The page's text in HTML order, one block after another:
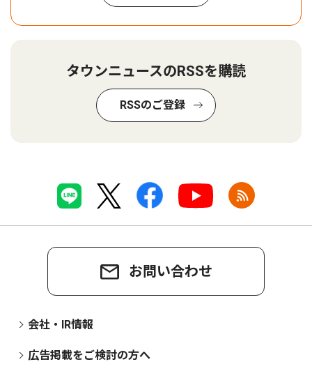
タウンニュースのRSSを購読
RSSのご登録
お問い合わせ
会社・IR情報
広告掲載をご検討の方へ